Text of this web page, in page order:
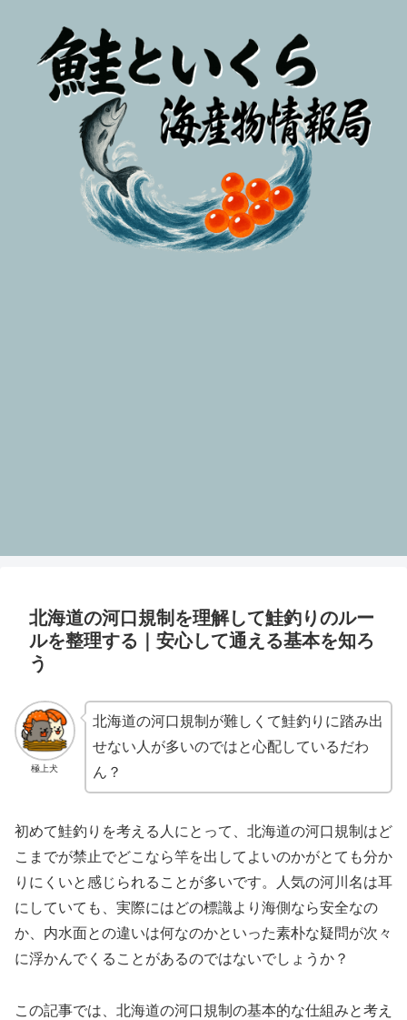
北海道の河口規制を理解して鮭釣りのルー
ルを整理する｜安心して通える基本を知ろ
う
極上犬
北海道の河口規制が難しくて鮭釣りに踏み出
せない人が多いのではと心配しているだわ
ん？
初めて鮭釣りを考える人にとって、北海道の河口規制はど
こまでが禁止でどこなら竿を出してよいのかがとても分か
りにくいと感じられることが多いです。人気の河川名は耳
にしていても、実際にはどの標識より海側なら安全なの
か、内水面との違いは何なのかといった素朴な疑問が次々
に浮かんでくることがあるのではないでしょうか？
この記事では、北海道の河口規制の基本的な仕組みと考え